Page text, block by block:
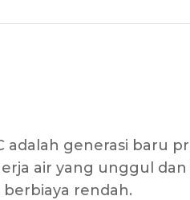
adalah generasi baru
air yang unggul
rendah.